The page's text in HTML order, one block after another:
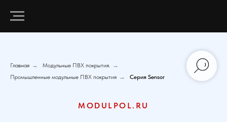
Главная → Модульные ПВХ покрытия. →
Промышленные модульные ПВХ покрытия → Серия Sensor
MODULPOL.RU